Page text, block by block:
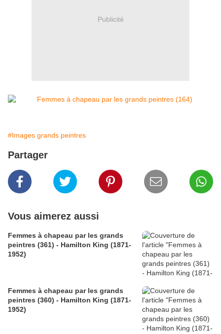
Publicité
#Images grands peintres
Partager
Vous aimerez aussi
Femmes à chapeau par les grands
peintres (361) - Hamilton King (1871-
1952)
Femmes à chapeau par les grands
peintres (360) - Hamilton King (1871-
1952)